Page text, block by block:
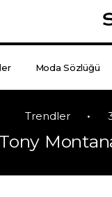
Moda Sözlüğü
Trendler •
Tony